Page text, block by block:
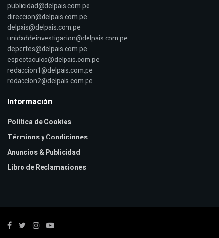
publicidad@delpais.com.pe
direccion@delpais.com.pe
delpais@delpais.com.pe
unidaddeinvestigacion@delpais.com.pe
deportes@delpais.com.pe
espectaculos@delpais.com.pe
redaccion1@delpais.com.pe
redaccion2@delpais.com.pe
Información
Política de Cookies
Términos y Condiciones
Anuncios & Publicidad
Libro de Reclamaciones